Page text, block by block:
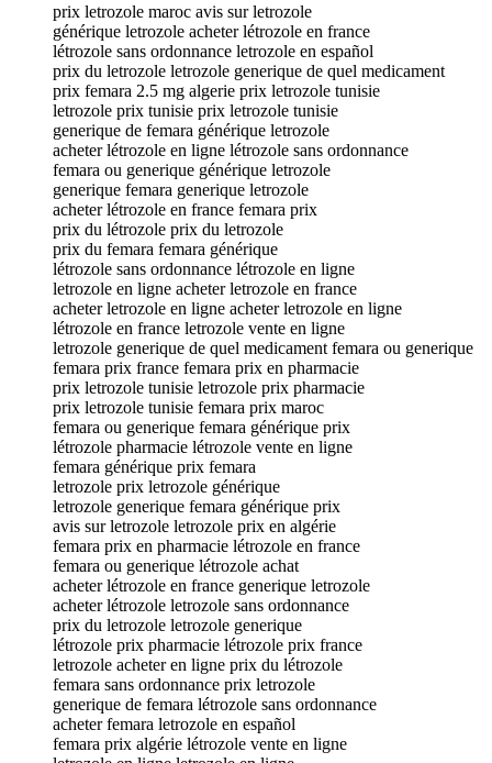
prix letrozole maroc avis sur letrozole
générique letrozole acheter létrozole en france
létrozole sans ordonnance letrozole en español
prix du letrozole letrozole generique de quel medicament
prix femara 2.5 mg algerie prix letrozole tunisie
letrozole prix tunisie prix letrozole tunisie
generique de femara générique letrozole
acheter létrozole en ligne létrozole sans ordonnance
femara ou generique générique letrozole
generique femara generique letrozole
acheter létrozole en france femara prix
prix du létrozole prix du letrozole
prix du femara femara générique
létrozole sans ordonnance létrozole en ligne
letrozole en ligne acheter letrozole en france
acheter letrozole en ligne acheter letrozole en ligne
létrozole en france letrozole vente en ligne
letrozole generique de quel medicament femara ou generique
femara prix france femara prix en pharmacie
prix letrozole tunisie letrozole prix pharmacie
prix letrozole tunisie femara prix maroc
femara ou generique femara générique prix
létrozole pharmacie létrozole vente en ligne
femara générique prix femara
letrozole prix letrozole générique
letrozole generique femara générique prix
avis sur letrozole letrozole prix en algérie
femara prix en pharmacie létrozole en france
femara ou generique létrozole achat
acheter létrozole en france generique letrozole
acheter létrozole letrozole sans ordonnance
prix du letrozole letrozole generique
létrozole prix pharmacie létrozole prix france
letrozole acheter en ligne prix du létrozole
femara sans ordonnance prix letrozole
generique de femara létrozole sans ordonnance
acheter femara letrozole en español
femara prix algérie létrozole vente en ligne